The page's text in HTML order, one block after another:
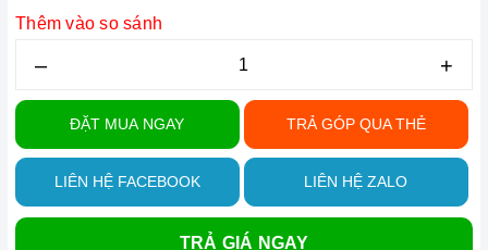
Thêm vào so sánh
– +
ĐẶT MUA NGAY TRẢ GÓP QUA THẺ
LIÊN HỆ FACEBOOK LIÊN HỆ ZALO
TRẢ GIÁ NGAY